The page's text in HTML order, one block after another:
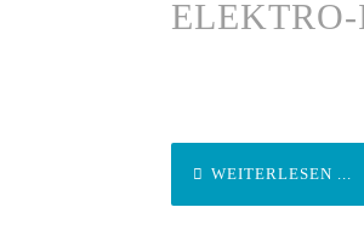
WEITERLESEN ...